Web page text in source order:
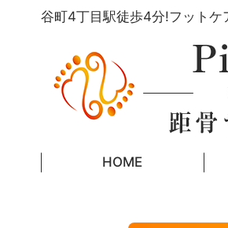
谷町4丁目駅徒歩4分!フットケ
HOME